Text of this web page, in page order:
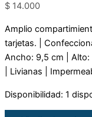
$ 14.000
Amplio
tarjetas. |
Ancho: 9,5 cm | Alto:
| Livianas |
Disponibilidad: 1